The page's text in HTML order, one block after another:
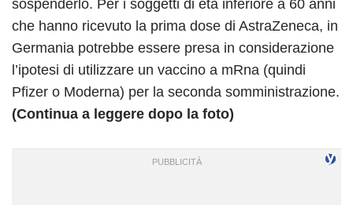
sospenderlo. Per i soggetti di età inferiore a 60 anni
che hanno ricevuto la prima dose di AstraZeneca, in
Germania potrebbe essere presa in considerazione
l’ipotesi di utilizzare un vaccino a mRna (quindi
Pfizer o Moderna) per la seconda somministrazione.
(Continua a leggere dopo la foto)